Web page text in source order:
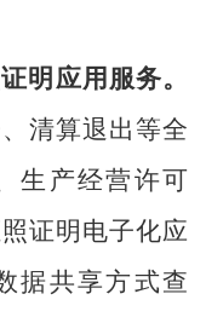
明应用服务。
清算退出等全
生产经营许可
证明电子化应
据共享方式查